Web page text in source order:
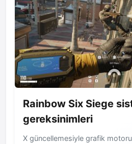
Rainbow Six Siege
gereksinimleri
X güncellemesiyle grafik